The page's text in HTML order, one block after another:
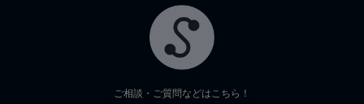
ご相談・ご質問などはこちら！